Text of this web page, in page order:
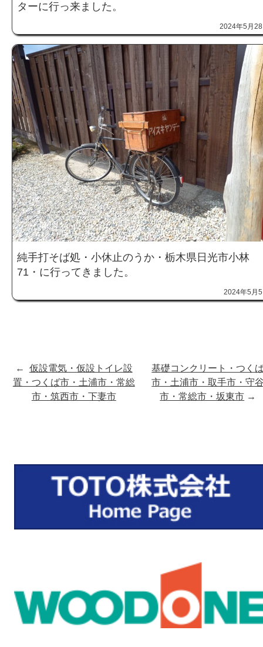
ターに行っ来ました。
2024年5月
純手打そば処・小休止のうか・栃木県日光市小林
71・に行ってきました。
2024年5月
← 仮設電気・仮設トイレ設
置・つくば市・土浦市・常総
市・筑西市・下妻市
基礎コンクリート・つく
市・土浦市・取手市・守
市・常総市・坂東市 →